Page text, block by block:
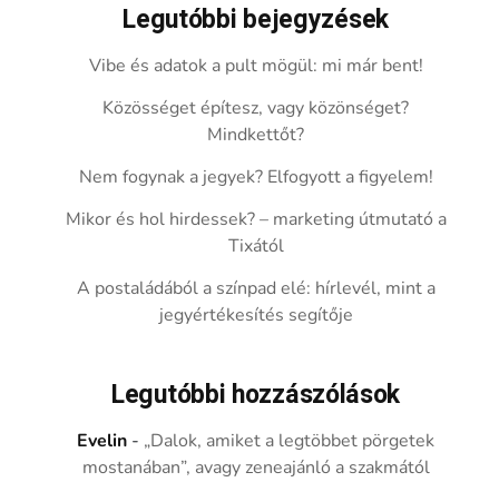
Legutóbbi bejegyzések
Vibe és adatok a pult mögül: mi már bent!
Közösséget építesz, vagy közönséget?
Mindkettőt?
Nem fogynak a jegyek? Elfogyott a figyelem!
Mikor és hol hirdessek? – marketing útmutató a
Tixától
A postaládából a színpad elé: hírlevél, mint a
jegyértékesítés segítője
Legutóbbi hozzászólások
Evelin - „Dalok, amiket a legtöbbet pörgetek
mostanában”, avagy zeneajánló a szakmától